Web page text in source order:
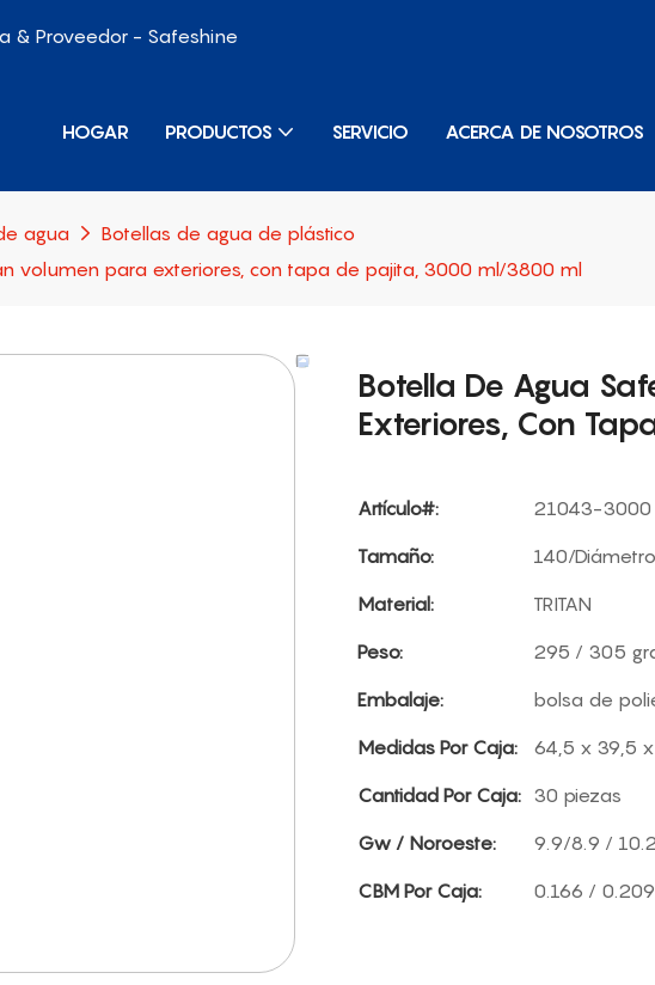
& Proveedor - Safeshine
HOGAR PRODUCTOS SERVICIO ACERCA DE NOSOTROS
agua
Botellas de agua de plástico
volumen para exteriores, con tapa de pajita, 3000 ml/3800 ml
Botella De Agua
Exteriores, Con
Artículo#:
21043-
Tamaño:
140/
Material:
TRITAN
Peso:
295 / 305
Embalaje:
bolsa de
Medidas Por Caja:
64,5 x 39,5
Cantidad Por Caja: 30 piezas
Gw / Noroeste:
9.9/8.9 /
CBM Por Caja:
0.166 /